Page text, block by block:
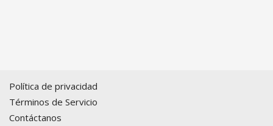
Política de privacidad
Términos de Servicio
Contáctanos